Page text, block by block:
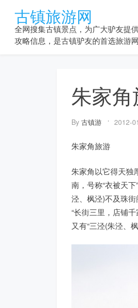
content
古镇旅游网
全网搜集古镇景点，为广大驴友提
攻略信息，是古镇驴友的首选旅游网
朱家
By 古镇游 2012-
朱家角旅游
朱家角以它得天独
南，号称“衣被天
泾、枫泾)不及珠
“长街三里，店铺
又有“三泾(朱泾、